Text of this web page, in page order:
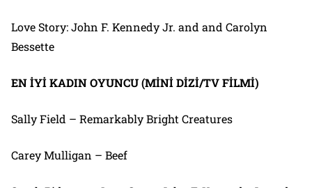
Love Story: John F. Kennedy Jr. and and Carolyn
Bessette
EN İYİ KADIN OYUNCU (MİNİ DİZİ/TV FİLMİ)
Sally Field – Remarkably Bright Creatures
Carey Mulligan – Beef